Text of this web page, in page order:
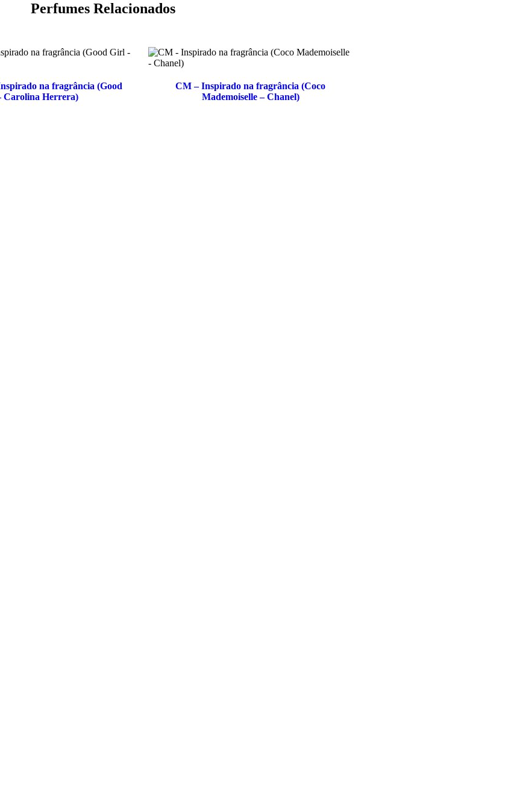
Perfumes Relacionados
na fragrância (Good
Carolina Herrera)
CM – Inspirado na fragrância (Coco
Mademoiselle – Chanel)